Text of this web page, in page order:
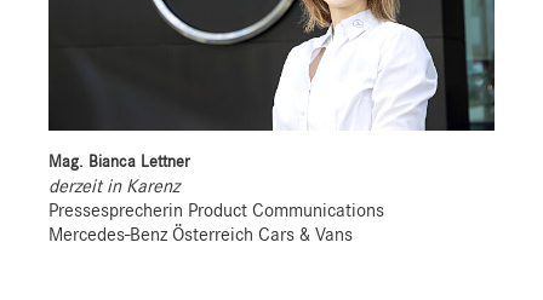
Mag. Bianca Lettner
derzeit in Karenz
Pressesprecherin Product Communications
Mercedes-Benz Österreich Cars & Vans